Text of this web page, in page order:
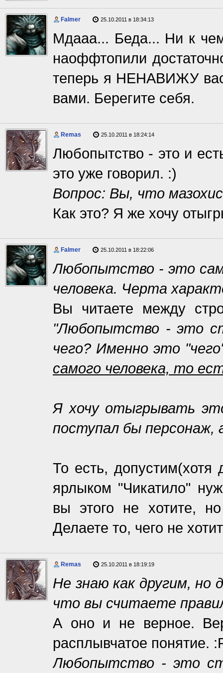
Falmer 25.10.2011 в 18:34:13
Мдааа... Беда... Ни к
наоффтопили
теперь я НЕНАВИЖУ
вами. Берегите себя.
Remas 25.10.2011 в 18:24:14
Любопытство - это и
это уже говорил. :)
Вопрос: Вы, что
Как это? Я же хочу
Falmer 25.10.2011 в 18:22:06
Любопытство - это
человека. Черта
Вы читаете между
"Любопытство - это
чего? Именно это
самого человека, то
Я хочу отыгрывать
поступал бы персонаж,
То есть,
ярлыком "Чикатило"
вы этого не хотите,
Делаете то, чего не
Remas 25.10.2011 в 18:19:19
Не знаю как другим, но
что вы считаете
А оно и не верное.
расплывчатое понятие.
Любопытство - это